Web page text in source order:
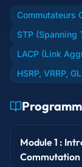
Commutateurs
STP (Spanning
LACP (Link
HSRP, VRRP,
Module 1 :
Commutation